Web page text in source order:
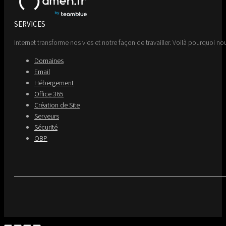
SERVICES
Internet transforme nos vies et notre façon de travailler. Voilà pourquoi
Domaines
Email
Hébergement
Office 365
Création de Site
Serveurs
Sécurité
OBP
Go